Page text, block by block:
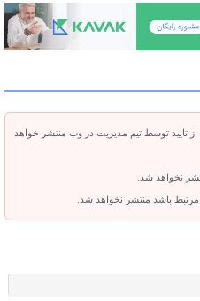
تایید توسط تیم مدیریت در وب منتشر خواهد
نخواهد شد.
مرتبط باشد منتشر نخواهد شد.